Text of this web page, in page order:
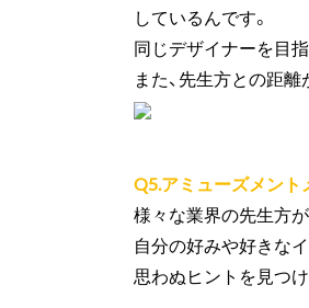
しているんです。
同じデザイナーを目
また、先生方との距
Q5.アミューズメント
様々な業界の先生方
自分の好みや好きな
思わぬヒントを見つ